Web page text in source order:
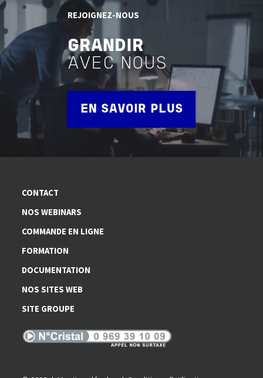
REJOIGNEZ-NOUS
GRANDIR
AVEC NOUS
EN SAVOIR PLUS
CONTACT
NOS WEBINARS
COMMANDE EN LIGNE
FORMATION
DOCUMENTATION
NOS SITES WEB
SITE GROUPE